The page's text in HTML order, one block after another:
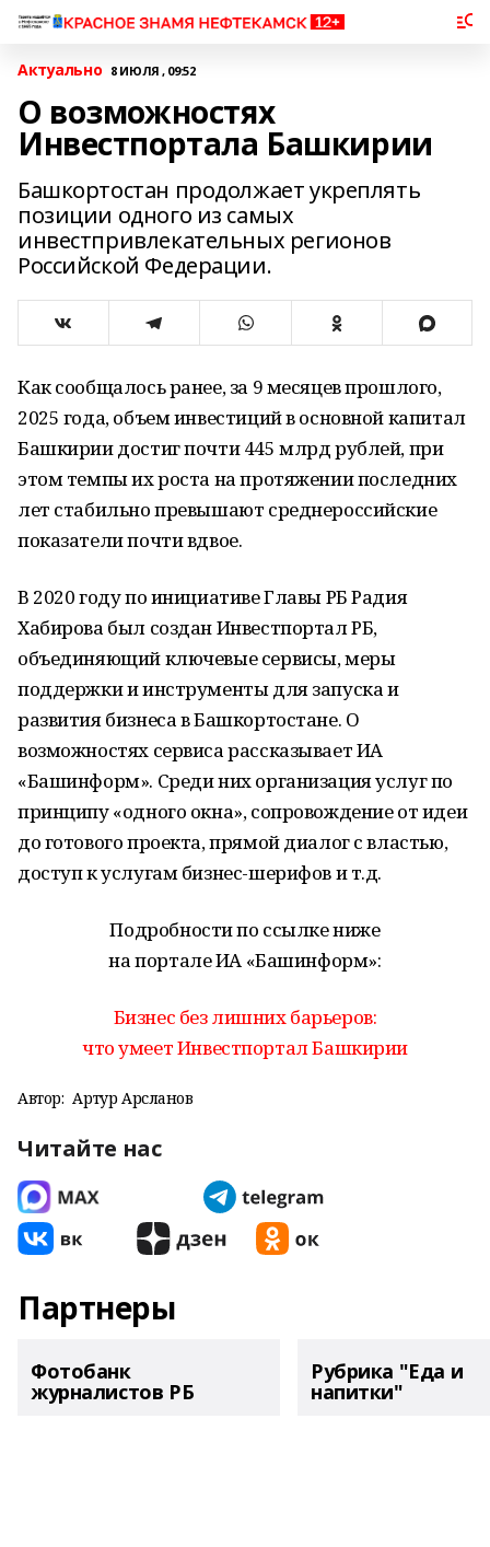
Актуально 8 ИЮЛЯ , 09:52
О возможностях
Инвестпортала Башкирии
Башкортостан продолжает укреплять
позиции одного из самых
инвестпривлекательных регионов
Российской Федерации.
Как сообщалось ранее, за 9 месяцев прошлого,
2025 года, объем инвестиций в основной капитал
Башкирии достиг почти 445 млрд рублей, при
этом темпы их роста на протяжении последних
лет стабильно превышают среднероссийские
показатели почти вдвое.
В 2020 году по инициативе Главы РБ Радия
Хабирова был создан Инвестпортал РБ,
объединяющий ключевые сервисы, меры
поддержки и инструменты для запуска и
развития бизнеса в Башкортостане. О
возможностях сервиса рассказывает ИА
«Башинформ». Среди них организация услуг по
принципу «одного окна», сопровождение от идеи
до готового проекта, прямой диалог с властью,
доступ к услугам бизнес-шерифов и т.д.
Подробности по ссылке ниже
на портале ИА «Башинформ»:
Бизнес без лишних барьеров:
что умеет Инвестпортал Башкирии
Автор: Артур Арсланов
Читайте нас
Партнеры
Фотобанк
журналистов РБ
Рубрика "Еда и
напитки"